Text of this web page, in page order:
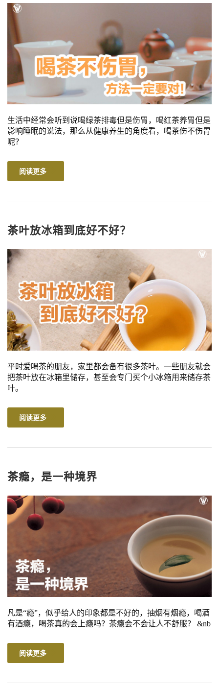
生活中经常会听到说喝绿茶排毒但是伤胃，喝红茶养胃但是
影响睡眠的说法，那么从健康养生的角度看，喝茶伤不伤胃
呢？
阅读更多
茶叶放冰箱到底好不好？
平时爱喝茶的朋友，家里都会备有很多茶叶。一些朋友就会
把茶叶放在冰箱里储存，甚至会专门买个小冰箱用来储存茶
叶。
阅读更多
茶瘾，是一种境界
凡是“瘾”，似乎给人的印象都是不好的，抽烟有烟瘾，喝酒
有酒瘾，喝茶真的会上瘾吗？茶瘾会不会让人不舒服？ &nb
阅读更多